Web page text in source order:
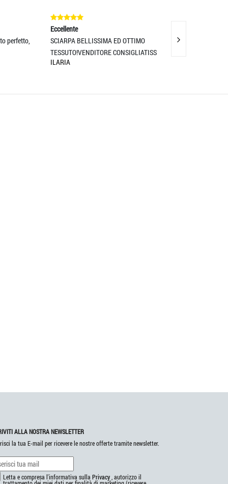
Eccellente
SCIARPA BELLISSIMA ED OTTIMO
TESSUTO!VENDITORE CONSIGLIATISS
ILARIA
5 stelle
ALLA NOSTRA NEWSLETTER
la tua E-mail per ricevere le nostre offerte tramite newsletter.
Letta e compresa l'informativa sulla Privacy , autorizzo il